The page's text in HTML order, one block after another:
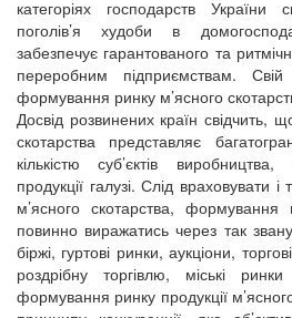
категоріях господарств
поголів’я худоби в
забезпечує гарантованого та
переробним підприємствам.
формування ринку м’ясного
Досвід розвинених країн свідчить,
скотарства представляє
кількістю суб’єктів
продукції галузі. Слід
м’ясного скотарства, формування
повинно виражатись через так
біржі, гуртові ринки, аукціони,
роздрібну торгівлю, міські
формування ринку продукції